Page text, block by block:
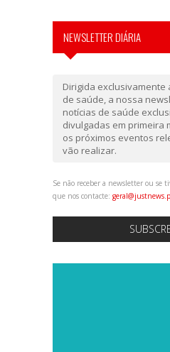
NEWSLETTER DIÁRIA
Dirigida
de saúde, a nossa
notícias de saúde
divulgadas em primeira
os próximos eventos
vão realizar.
Se não receber a newsletter ou se
que nos contacte: